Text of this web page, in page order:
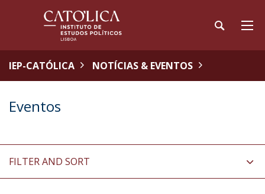
IEP-CATÓLICA NOTÍCIAS & EVENTOS
Eventos
FILTER AND SORT